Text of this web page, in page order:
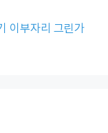
이부자리 그린가